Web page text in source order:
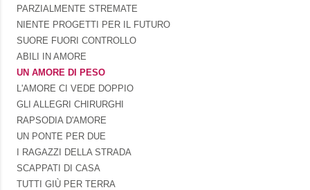
PARZIALMENTE STREMATE
NIENTE PROGETTI PER IL FUTURO
SUORE FUORI CONTROLLO
ABILI IN AMORE
UN AMORE DI PESO
L'AMORE CI VEDE DOPPIO
GLI ALLEGRI CHIRURGHI
RAPSODIA D'AMORE
UN PONTE PER DUE
I RAGAZZI DELLA STRADA
SCAPPATI DI CASA
TUTTI GIÙ PER TERRA